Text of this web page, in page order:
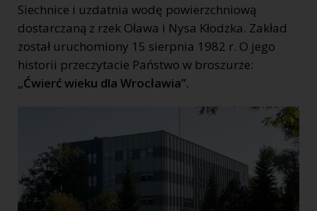
Siechnice i uzdatnia wodę powierzchniową
dostarczaną z rzek Oława i Nysa Kłodzka. Zakład
został uruchomiony 15 sierpnia 1982 r. O jego
historii przeczytacie Państwo w broszurze:
„Ćwierć wieku dla Wrocławia”.